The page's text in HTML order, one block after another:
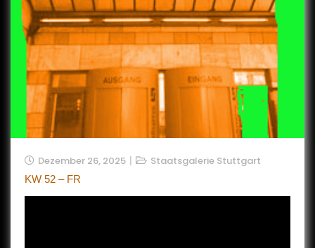
Dezember 26, 2025 Staatsgalerie Stuttgart
KW 52 – FR